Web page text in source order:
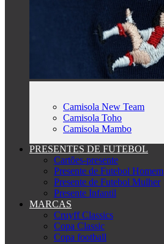
Camisola New Team
Camisola Toho
Camisola Mambo
PRESENTES DE FUTEBOL
Cartões-presente
Presente de Futebol Homem
Presente de Futebol Mulher
Presente Infantil
MARCAS
Cruyff Classics
Copa Classic
Copa football